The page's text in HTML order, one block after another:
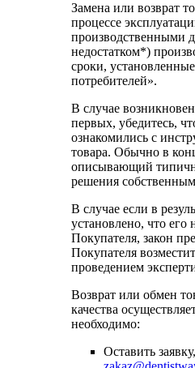
Замена или возврат
процессе
производственными
недостатком*)
сроки,
потребителей».
В случае
первых, убедитесь,
ознакомились с
товара. Обычно в
описывающий
решения
В случае если в
установлено, что его
Покупателя, закон
Покупателя
проведением
Возврат или обмен
качества
необходимо:
Оставить